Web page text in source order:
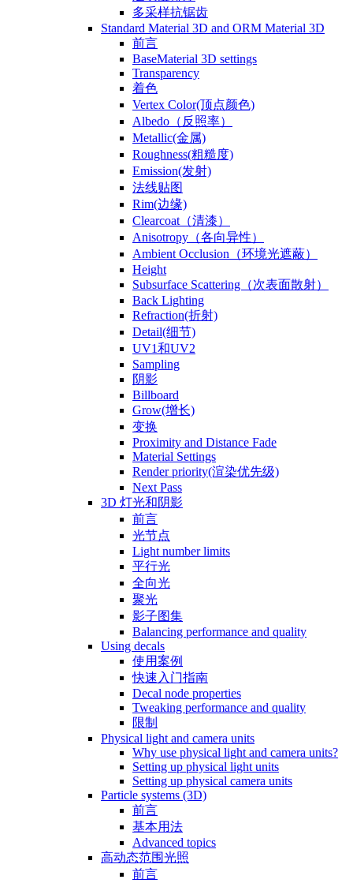
多采样抗锯齿
Standard Material 3D and ORM Material 3D
前言
BaseMaterial 3D settings
Transparency
着色
Vertex Color(顶点颜色)
Albedo（反照率）
Metallic(金属)
Roughness(粗糙度)
Emission(发射)
法线贴图
Rim(边缘)
Clearcoat（清漆）
Anisotropy（各向异性）
Ambient Occlusion（环境光遮蔽）
Height
Subsurface Scattering（次表面散射）
Back Lighting
Refraction(折射)
Detail(细节)
UV1和UV2
Sampling
阴影
Billboard
Grow(增长)
变换
Proximity and Distance Fade
Material Settings
Render priority(渲染优先级)
Next Pass
3D 灯光和阴影
前言
光节点
Light number limits
平行光
全向光
聚光
影子图集
Balancing performance and quality
Using decals
使用案例
快速入门指南
Decal node properties
Tweaking performance and quality
限制
Physical light and camera units
Why use physical light and camera units?
Setting up physical light units
Setting up physical camera units
Particle systems (3D)
前言
基本用法
Advanced topics
高动态范围光照
前言